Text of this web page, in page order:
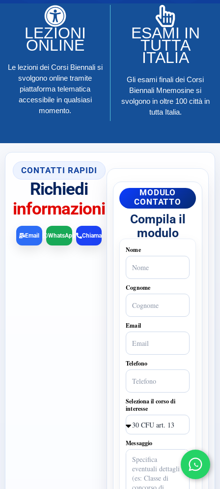
LEZIONI
ONLINE
Le lezioni dei Corsi Biennali si
svolgono online tramite
piattaforma telematica
accessibile in qualsiasi
momento.
ESAMI IN
TUTTA
ITALIA
Gli esami finali dei Corsi
Biennali Mnemosine si
svolgono in oltre 100 città in
tutta Italia.
CONTATTI RAPIDI
Richiedi
informazioni
Chiama
Email WhatsApp
MODULO
CONTATTO
Compila il
modulo
Nome
Cognome
Email
Telefono
Seleziona il corso di
interesse
Messaggio